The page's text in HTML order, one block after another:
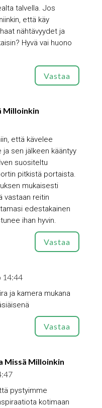
talvella. Jos
että käy
nähtävyydet ja
Hyvä vai huono
Vastaa
Milloinkin
että kävelee
ja sen jälkeen kääntyy
suositeltu
pitkistä portaista.
mukaisesti
vastaan reitin
edestakainen
ihan hyvin.
Vastaa
14:44
ja kamera mukana
Vastaa
Missä Milloinkin
pystyimme
kotimaan